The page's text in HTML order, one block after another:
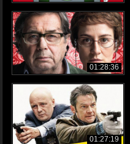
01:28:36
01:27:19